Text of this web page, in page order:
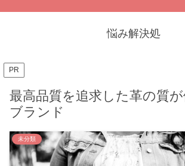
悩み解決処
PR
最高品質を追求した革の質
ブランド
未分類